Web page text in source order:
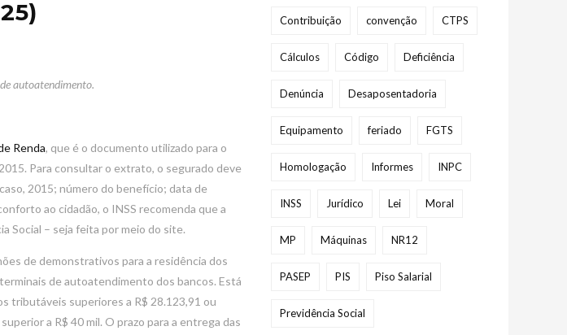
autoatendimento.
Renda, que é o documento utilizado para o
Para consultar o extrato, o segurado deve
2015; número do benefício; data de
ao cidadão, o INSS recomenda que a
Social – seja feita por meio do site.
de demonstrativos para a residência dos
de autoatendimento dos bancos. Está
tributáveis superiores a R$ 28.123,91 ou
a R$ 40 mil. O prazo para a entrega das
Contribuição convenção CTPS
Cálculos Código Deficiência
Denúncia Desaposentadoria
Equipamento feriado FGTS
Homologação Informes INPC
INSS Jurídico Lei Moral
MP Máquinas NR12
PASEP PIS Piso Salarial
Previdência Social